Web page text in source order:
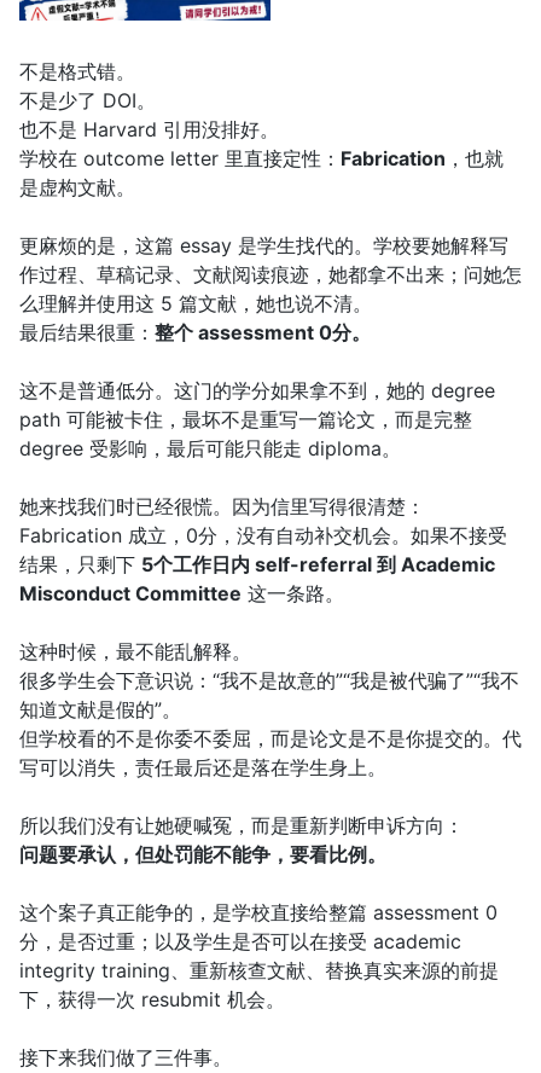
不是格式错。
不是少了 DOI。
也不是 Harvard 引用没排好。
学校在 outcome letter 里直接定性： Fabrication ，也就
是虚构文献。
更麻烦的是，这篇 essay 是学生找代的。学校要她解释写
作过程、草稿记录、文献阅读痕迹，她都拿不出来；问她怎
么理解并使用这 5 篇文献，她也说不清。
最后结果很重： 整个 assessment 0分。
这不是普通低分。这门的学分如果拿不到，她的 degree
path 可能被卡住，最坏不是重写一篇论文，而是完整
degree 受影响，最后可能只能走 diploma。
她来找我们时已经很慌。因为信里写得很清楚：
Fabrication 成立，0分，没有自动补交机会。如果不接受
结果，只剩下 5个工作日内 self-referral 到 Academic
Misconduct Committee 这一条路。
这种时候，最不能乱解释。
很多学生会下意识说：“我不是故意的”“我是被代骗了”“我不
知道文献是假的”。
但学校看的不是你委不委屈，而是论文是不是你提交的。代
写可以消失，责任最后还是落在学生身上。
所以我们没有让她硬喊冤，而是重新判断申诉方向：
问题要承认，但处罚能不能争，要看比例。
这个案子真正能争的，是学校直接给整篇 assessment 0
分，是否过重；以及学生是否可以在接受 academic
integrity training、重新核查文献、替换真实来源的前提
下，获得一次 resubmit 机会。
接下来我们做了三件事。